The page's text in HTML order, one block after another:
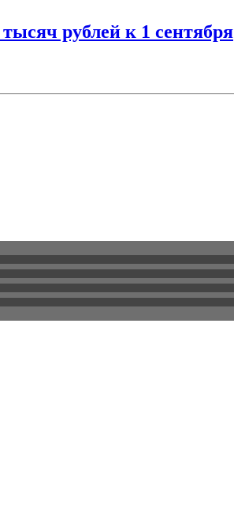
рублей к 1 сентября